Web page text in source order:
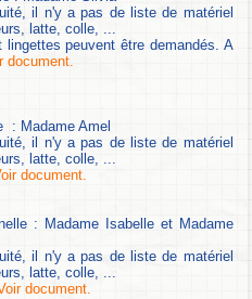
il n'y a pas de liste de matériel
latte, colle, ...
peuvent être demandés. A
document.
: Madame Amel
il n'y a pas de liste de matériel
latte, colle, ...
document.
: Madame Isabelle et Madame
il n'y a pas de liste de matériel
latte, colle, ...
document.